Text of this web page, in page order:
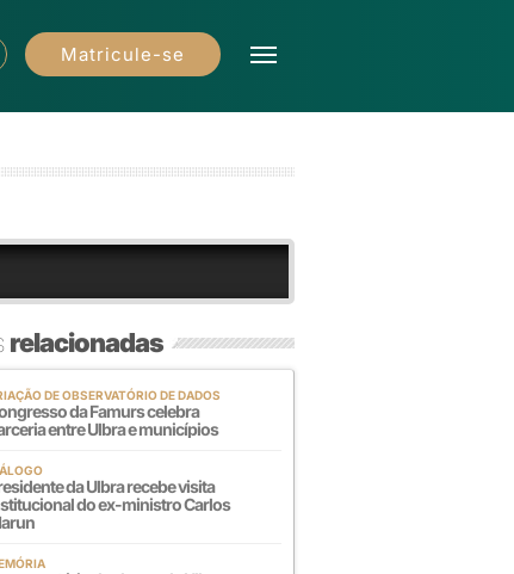
Matricule-se
relacionadas
DE OBSERVATÓRIO DE DADOS
da Famurs celebra
entre Ulbra e municípios
da Ulbra recebe visita
do ex-ministro Carlos